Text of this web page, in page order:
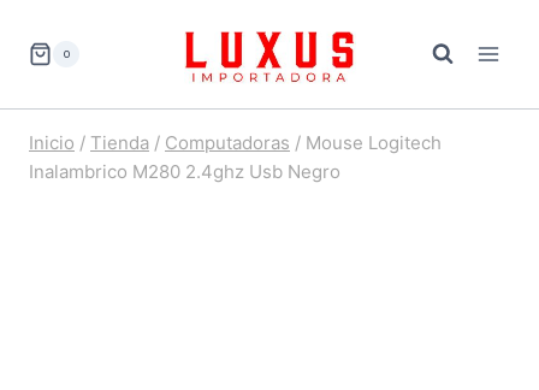
0
Inicio / Tienda / Computadoras / Mouse Logitech
Inalambrico M280 2.4ghz Usb Negro